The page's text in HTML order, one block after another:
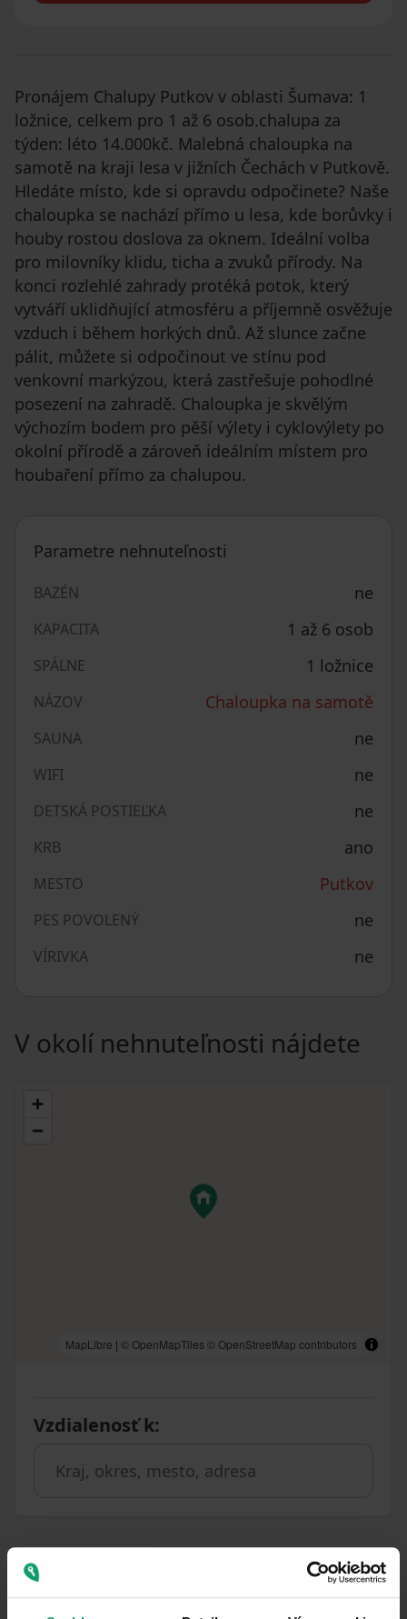
Pronájem Chalupy Putkov v oblasti Šumava: 1
ložnice, celkem pro 1 až 6 osob.chalupa za
týden: léto 14.000kč. Malebná chaloupka na
samotě na kraji lesa v jižních Čechách v Putkově.
Hledáte místo, kde si opravdu odpočinete? Naše
chaloupka se nachází přímo u lesa, kde borůvky i
houby rostou doslova za oknem. Ideální volba
pro milovníky klidu, ticha a zvuků přírody. Na
konci rozlehlé zahrady protéká potok, který
vytváří uklidňující atmosféru a příjemně osvěžuje
vzduch i během horkých dnů. Až slunce začne
pálit, můžete si odpočinout ve stínu pod
venkovní markýzou, která zastřešuje pohodlné
posezení na zahradě. Chaloupka je skvělým
výchozím bodem pro pěší výlety i cyklovýlety po
okolní přírodě a zároveň ideálním místem pro
houbaření přímo za chalupou.
Parametre nehnuteľnosti
BAZÉN ne
KAPACITA 1 až 6 osob
SPÁLNE 1 ložnice
NÁZOV Chaloupka na samotě
SAUNA ne
WIFI ne
DETSKÁ POSTIEĽKA ne
KRB ano
MESTO Putkov
PES POVOLENÝ ne
VÍRIVKA ne
V okolí nehnuteľnosti nájdete
MapLibre | © OpenMapTiles © OpenStreetMap contributors
Vzdialenosť k:
Podobné ponuky ako táto